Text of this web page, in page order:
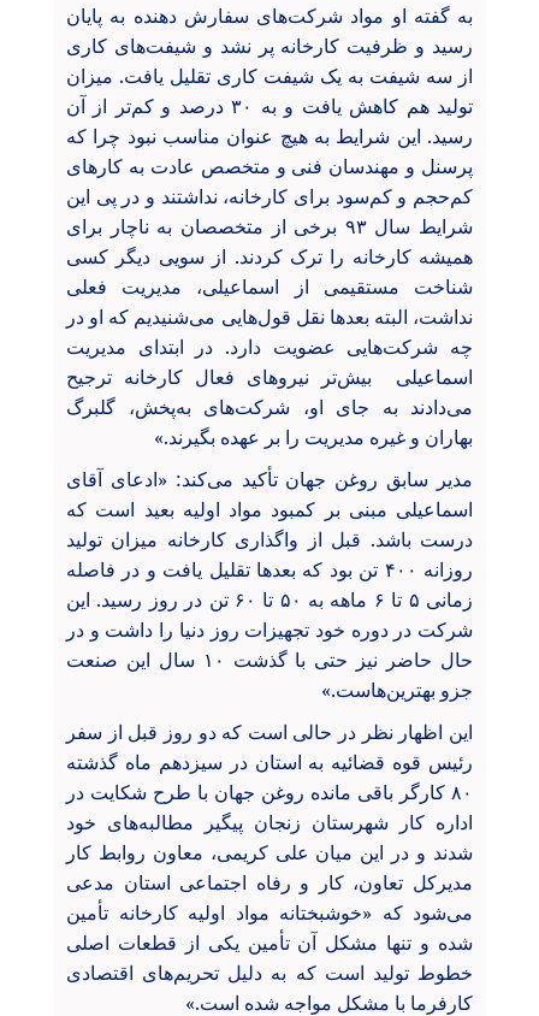
به گفته او مواد شرکت‌های سفارش دهنده به پایان
رسید و ظرفیت کارخانه پر نشد و شیفت‌های کاری
از سه شیفت به یک شیفت کاری تقلیل یافت. میزان
تولید هم کاهش یافت و به ۳۰ درصد و کم‌تر از آن
رسید. این شرایط به هیچ عنوان مناسب نبود چرا که
پرسنل و مهندسان فنی و متخصص عادت به کارهای
کم‌حجم و کم‌سود برای کارخانه، نداشتند و در پی این
شرایط سال ۹۳ برخی از متخصصان به ناچار برای
همیشه کارخانه را ترک کردند. از سویی دیگر کسی
شناخت مستقیمی از اسماعیلی، مدیریت فعلی
نداشت، البته بعدها نقل قول‌هایی می‌شنیدیم که او در
چه شرکت‌هایی عضویت دارد. در ابتدای مدیریت
اسماعیلی بیش‌تر نیروهای فعال کارخانه ترجیح
می‌دادند به جای او، شرکت‌های به‌پخش، گلبرگ
بهاران و غیره مدیریت را بر عهده بگیرند.»
مدیر سابق روغن جهان تأکید می‌کند: «ادعای آقای
اسماعیلی مبنی بر کمبود مواد اولیه بعید است که
درست باشد. قبل از واگذاری کارخانه میزان تولید
روزانه ۴۰۰ تن بود که بعدها تقلیل یافت و در فاصله
زمانی ۵ تا ۶ ماهه به ۵۰ تا ۶۰ تن در روز رسید. این
شرکت در دوره خود تجهیزات روز دنیا را داشت و در
حال حاضر نیز حتی با گذشت ۱۰ سال این صنعت
جزو بهترین‌هاست.»
این اظهار نظر در حالی است که دو روز قبل از سفر
رئیس قوه قضائیه به استان در سیزدهم ماه گذشته
۸۰ کارگر باقی مانده روغن جهان با طرح شکایت در
اداره کار شهرستان زنجان پیگیر مطالبه‌های خود
شدند و در این میان علی کریمی، معاون روابط کار
مدیرکل تعاون، کار و رفاه اجتماعی استان مدعی
می‌شود که «خوشبختانه مواد اولیه کارخانه تأمین
شده و تنها مشکل آن تأمین یکی از قطعات اصلی
خطوط تولید است که به دلیل تحریم‌های اقتصادی
کارفرما با مشکل مواجه شده است.»